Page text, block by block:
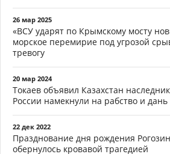
26 мар 2025
«ВСУ ударят по Крымскому мосту
морское перемирие под угрозой
тревогу
20 мар 2024
Токаев объявил Казахстан
России намекнули на рабство и дань
22 дек 2022
Празднование дня рождения
обернулось кровавой трагедией